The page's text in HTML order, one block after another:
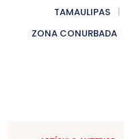
TAMAULIPAS
ZONA CONURBADA